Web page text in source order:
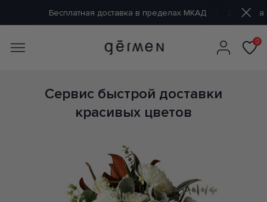
доставка в пределах МКАД Доставка от 60 минут
0
Сервис быстрой доставки
красивых цветов